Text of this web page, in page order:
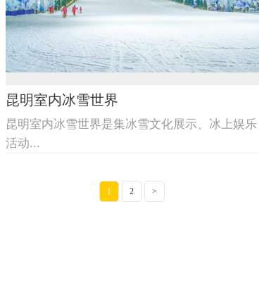
昆明室内冰雪世界
昆明室内冰雪世界是集冰雪文化展示、冰上娱乐
活动...
1 2 >